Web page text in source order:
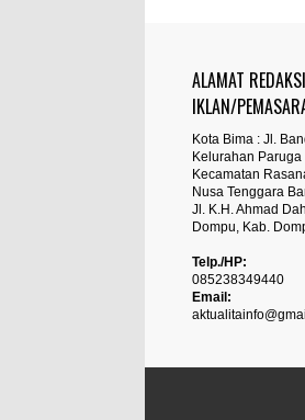
ALAMAT
IKLAN/
Kota Bima : Jl.
Kelurahan Paruga
Kecamatan
Nusa Tenggara
Jl. K.H. Ahmad
Dompu, Kab.
Telp./HP:
085238349440
Email: